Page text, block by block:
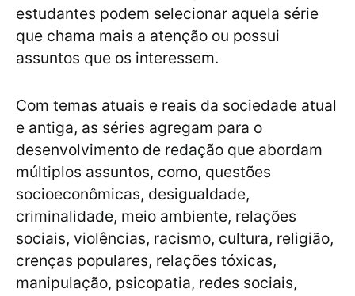
estudantes podem selecionar aquela série
que chama mais a atenção ou possui
assuntos que os interessem.
Com temas atuais e reais da sociedade atual
e antiga, as séries agregam para o
desenvolvimento de redação que abordam
múltiplos assuntos, como, questões
socioeconômicas, desigualdade,
criminalidade, meio ambiente, relações
sociais, violências, racismo, cultura, religião,
crenças populares, relações tóxicas,
manipulação, psicopatia, redes sociais,